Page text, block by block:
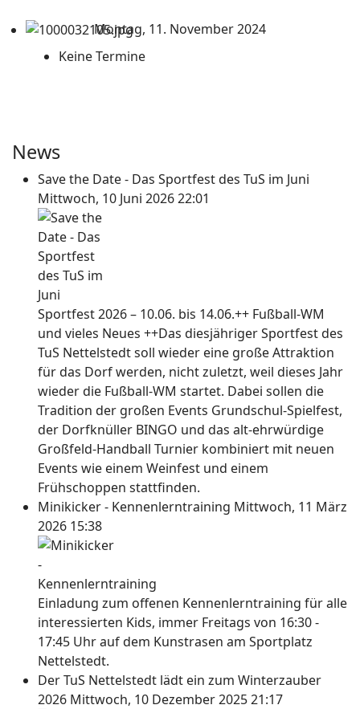
Montag, 11. November 2024
Keine Termine
News
Save the Date - Das Sportfest des TuS im Juni
Mittwoch, 10 Juni 2026 22:01
Sportfest 2026 – 10.06. bis 14.06.++ Fußball-WM
und vieles Neues ++Das diesjähriger Sportfest des
TuS Nettelstedt soll wieder eine große Attraktion
für das Dorf werden, nicht zuletzt, weil dieses Jahr
wieder die Fußball-WM startet. Dabei sollen die
Tradition der großen Events Grundschul-Spielfest,
der Dorfknüller BINGO und das alt-ehrwürdige
Großfeld-Handball Turnier kombiniert mit neuen
Events wie einem Weinfest und einem
Frühschoppen stattfinden.
Minikicker - Kennenlerntraining Mittwoch, 11 März
2026 15:38
Einladung zum offenen Kennenlerntraining für alle
interessierten Kids, immer Freitags von 16:30 -
17:45 Uhr auf dem Kunstrasen am Sportplatz
Nettelstedt.
Der TuS Nettelstedt lädt ein zum Winterzauber
2026 Mittwoch, 10 Dezember 2025 21:17